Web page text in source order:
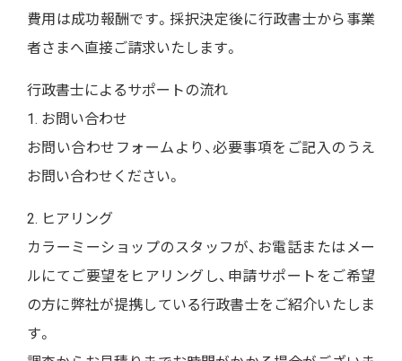
費用は成功報酬です。採択決定後に行政書士から事業
者さまへ直接ご請求いたします。
行政書士によるサポートの流れ
1. お問い合わせ
お問い合わせフォームより、必要事項をご記入のうえ
お問い合わせください。
2. ヒアリング
カラーミーショップのスタッフが、お電話またはメー
ルにてご要望をヒアリングし、申請サポートをご希望
の方に弊社が提携している行政書士をご紹介いたしま
す。